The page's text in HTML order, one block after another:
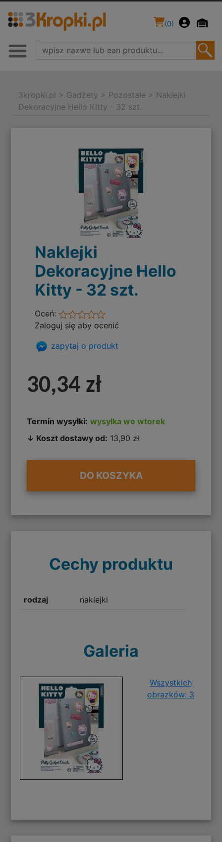
(0)
3kropki.pl > Gadżety > Pozostałe > Naklejki
Dekoracyjne Hello Kitty - 32 szt.
Naklejki
Dekoracyjne Hello
Kitty - 32 szt.
Oceń:
Zaloguj się aby ocenić
zapytaj o produkt
30,34 zł
Termin wysyłki: wysyłka we wtorek
↓ Koszt dostawy od: 13,90 zł
DO KOSZYKA
Cechy produktu
rodzaj naklejki
Galeria
Wszystkich
obrazków: 3